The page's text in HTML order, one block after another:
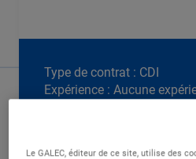
Type de contrat : CDI
Expérience : Aucune
Le GALEC, éditeur de ce site, utilise des